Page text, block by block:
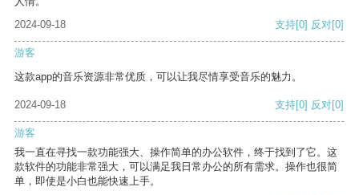
2024-09-18
支持[0] 反对[0]
游客
这款app的音乐资源非常优质，可以让我尽情享受音乐的魅力。
2024-09-18 支持[0] 反对[0]
游客
我一直在寻找一款功能强大、操作简单的办公软件，终于找到了它。这
款软件的功能非常强大，可以满足我日常办公的所有需求。操作也很简
单，即使是小白也能快速上手。